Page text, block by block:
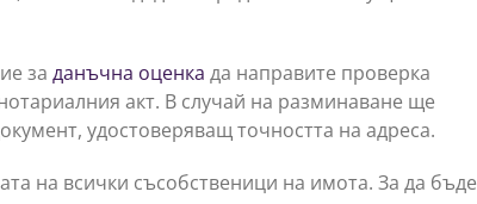
за данъчна оценка да направите проверка
акт. В случай на разминаване ще
удостоверяващ точността на адреса.
на всички съсобственици на имота. За да бъде